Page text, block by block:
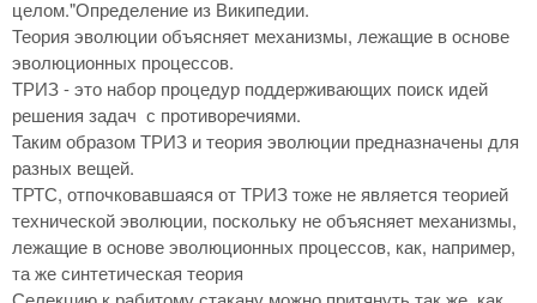
целом."Определение из Википедии.
Теория эволюции объясняет механизмы, лежащие в основе
эволюционных процессов.
ТРИЗ - это набор процедур поддерживающих поиск идей
решения задач с противоречиями.
Таким образом ТРИЗ и теория эволюции предназначены для
разных вещей.
ТРТС, отпочковавшаяся от ТРИЗ тоже не является теорией
технической эволюции, поскольку не объясняет механизмы,
лежащие в основе эволюционных процессов, как, например,
та же синтетическая теория